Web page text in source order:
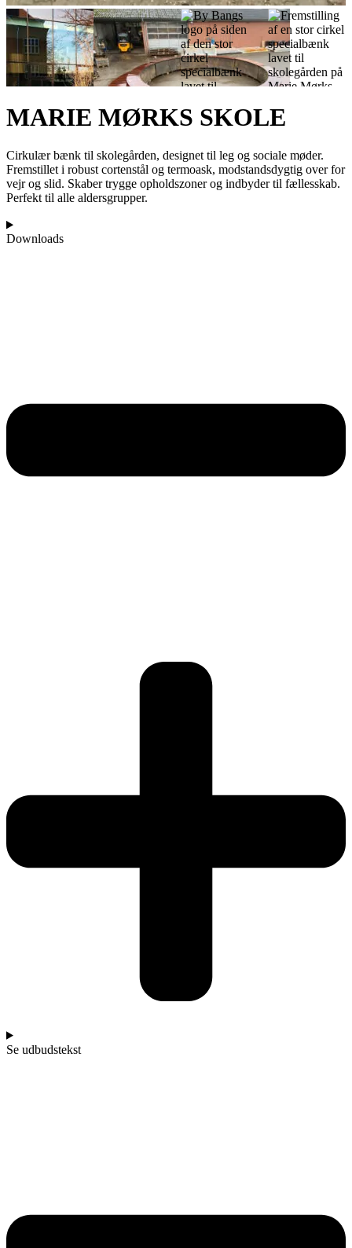
MARIE MØRKS SKOLE
Cirkulær bænk til skolegården, designet til leg og sociale møder.
Fremstillet i robust cortenstål og termoask, modstandsdygtig over for
vejr og slid. Skaber trygge opholdszoner og indbyder til fællesskab.
Perfekt til alle aldersgrupper.
Downloads
Se udbudstekst